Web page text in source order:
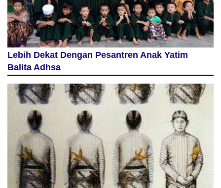
Lebih Dekat Dengan Pesantren Anak Yatim
Balita Adhsa